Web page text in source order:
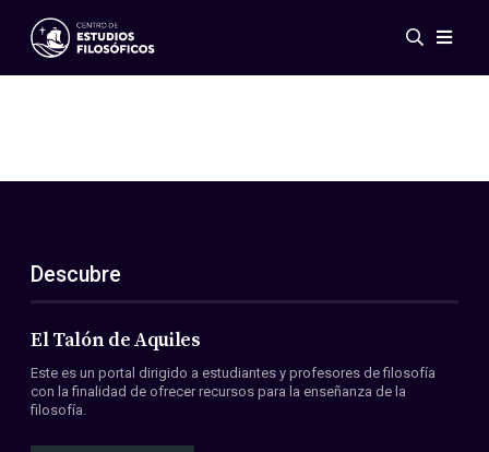
Eventos
ES
EN
Acerca de nosotros
Miembros
Convenios
Descubre
El Talón de Aquiles
Este es un portal dirigido a estudiantes y profesores de filosofía
con la finalidad de ofrecer recursos para la enseñanza de la
filosofía.